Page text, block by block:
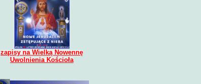
zapisy na Wielką Nowennę
Uwolnienia Kościoła